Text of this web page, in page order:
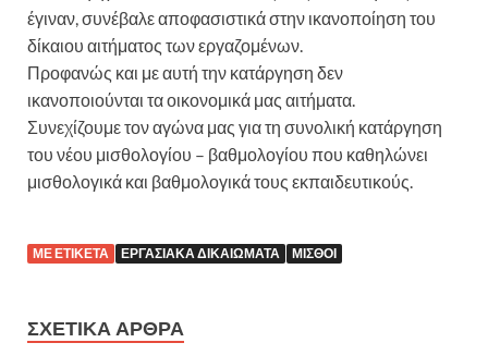
έγιναν, συνέβαλε αποφασιστικά στην ικανοποίηση του
δίκαιου αιτήματος των εργαζομένων.
Προφανώς και με αυτή την κατάργηση δεν
ικανοποιούνται τα οικονομικά μας αιτήματα.
Συνεχίζουμε τον αγώνα μας για τη συνολική κατάργηση
του νέου μισθολογίου – βαθμολογίου που καθηλώνει
μισθολογικά και βαθμολογικά τους εκπαιδευτικούς.
ΜΕ ΕΤΙΚΈΤΑ ΕΡΓΑΣΙΑΚΆ ΔΙΚΑΙΏΜΑΤΑ ΜΙΣΘΟΊ
ΣΧΕΤΙΚΆ ΆΡΘΡΑ